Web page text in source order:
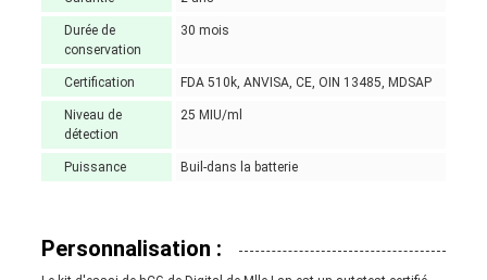
Durée de
conservation
30 mois
Certification FDA 510k, ANVISA, CE, OIN 13485, MDSAP
Niveau de
détection
25 MIU/ml
Puissance Buil-dans la batterie
Personnalisation :